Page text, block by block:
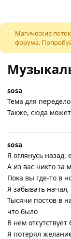
К содержимому
Магические
форума.
sosa
Тема для
Также, сюда
sosa
Я оглянусь
А из вас никто за
Пока вы где-то в
Я забывать начал,
Тысячи постов в
что было
В нем отсутствует
Я потерял